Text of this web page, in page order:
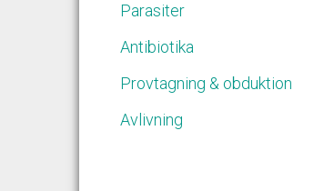
Parasiter
Antibiotika
Provtagning & obduktion
Avlivning